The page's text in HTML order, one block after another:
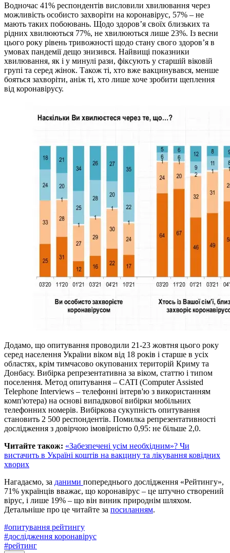
Водночас 41% респондентів висловили хвилювання через
можливість особисто захворіти на коронавірус, 57% – не
мають таких побоювань. Щодо здоров’я своїх близьких та
рідних хвилюються 77%, не хвилюються лише 23%. Із весни
цього року рівень тривожності щодо стану свого здоров’я в
умовах пандемії дещо знизився. Найвищі показники
хвилювання, як і у минулі рази, фіксують у старшій віковій
групі та серед жінок. Також ті, хто вже вакцинувався, менше
бояться захворіти, аніж ті, хто лише хоче зробити щеплення
від коронавірусу.
Додамо, що опитування проводили 21-23 жовтня цього року
серед населення України віком від 18 років і старше в усіх
областях, крім тимчасово окупованих територій Криму та
Донбасу. Вибірка репрезентативна за віком, статтю і типом
поселення. Метод опитування – CATI (Computer Assisted
Telephone Interviews – телефонні інтерв'ю з використанням
комп'ютера) на основі випадкової вибірки мобільних
телефонних номерів. Вибіркова сукупність опитування
становить 2 500 респондентів. Помилка репрезентативності
дослідження з довірчою імовірністю 0,95: не більше 2,0.
Читайте також: «Забезпечені усім необхідним»? Чи
вистачить в Україні коштів на вакцину та лікування ковідних
хворих
Нагадаємо, за даними попереднього дослідження «Рейтингу»,
71% українців вважає, що коронавірус – це штучно створений
вірус, і лише 19% – що він виник природнім шляхом.
Детальніше про це читайте за посиланням.
#опитування рейтингу
#дослідження коронавірус
#рейтинг